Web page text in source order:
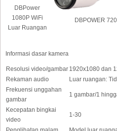
DBPower
1080P WiFi
Luar Ruangan
DBPOWER
Informasi dasar kamera
Resolusi video/gambar 1920x1080 dan
Rekaman audio
Luar ruangan:
Frekuensi unggahan
gambar
1 gambar/1
Kecepatan bingkai
video
1-30